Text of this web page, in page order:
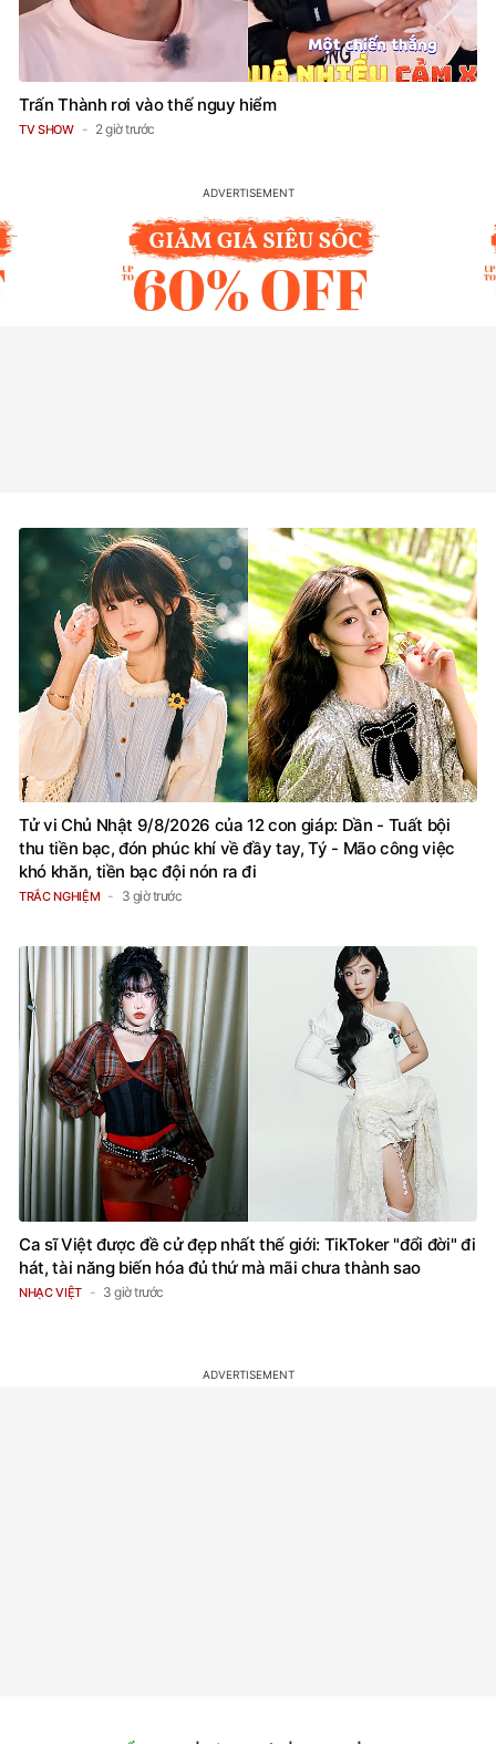
Trấn Thành rơi vào thế nguy hiểm
TV SHOW 2 giờ trước
Tử vi Chủ Nhật 9/8/2026 của 12 con giáp: Dần - Tuất bội
thu tiền bạc, đón phúc khí về đầy tay, Tý - Mão công việc
khó khăn, tiền bạc đội nón ra đi
TRẮC NGHIỆM 3 giờ trước
Ca sĩ Việt được đề cử đẹp nhất thế giới: TikToker "đổi đời" đi
hát, tài năng biến hóa đủ thứ mà mãi chưa thành sao
NHẠC VIỆT 3 giờ trước